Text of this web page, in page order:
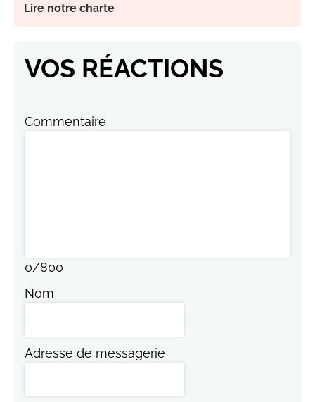
Lire notre charte
VOS RÉACTIONS
Commentaire
0/800
Nom
Adresse de messagerie